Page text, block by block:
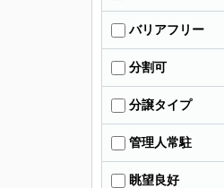
バリアフリー
分割可
分譲タイプ
管理人常駐
眺望良好